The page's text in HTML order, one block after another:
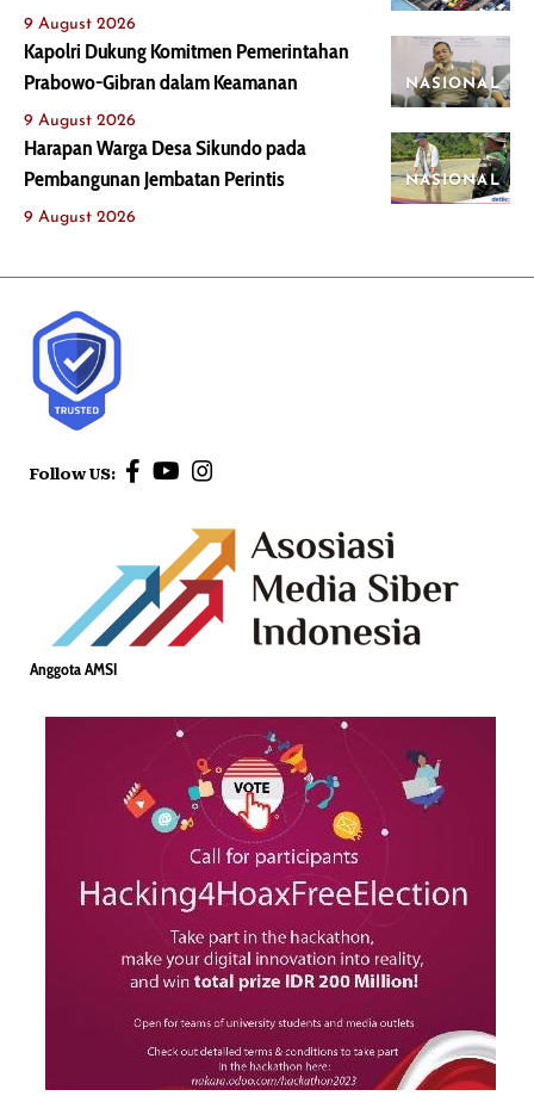
9 August 2026
NASIONAL
Kapolri Dukung Komitmen Pemerintahan
Prabowo-Gibran dalam Keamanan
9 August 2026
NASIONAL
Harapan Warga Desa Sikundo pada
Pembangunan Jembatan Perintis
9 August 2026
Follow US:
Anggota AMSI